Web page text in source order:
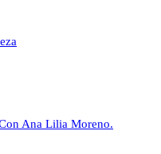
Ana Lilia Moreno.